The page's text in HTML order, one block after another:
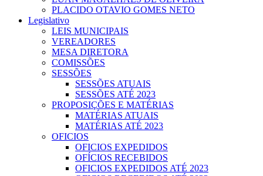
PLACIDO OTAVIO GOMES NETO
Legislativo
LEIS MUNICIPAIS
VEREADORES
MESA DIRETORA
COMISSÕES
SESSÕES
SESSÕES ATUAIS
SESSÕES ATÉ 2023
PROPOSIÇÕES E MATÉRIAS
MATÉRIAS ATUAIS
MATÉRIAS ATÉ 2023
OFICIOS
OFICIOS EXPEDIDOS
OFÍCIOS RECEBIDOS
OFICIOS EXPEDIDOS ATÉ 2023